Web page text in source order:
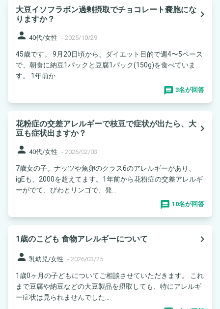
大豆イソフラボン過剰摂取でチョコレート嚢胞にな
りますか？
navigate_next
person 40代/女性 - 2025/10/29
45歳です。 9月20日頃から、ダイエット目的で週4〜5ペース
で、朝食に納豆1パックと豆腐1パック(150g)を食べていま
す。 1年前か...
3名が回答
花粉症の交差アレルギーで枝豆で症状が出たら、大
豆も症状出ますか？
navigate_next
person 40代/女性 - 2026/02/03
7歳女の子。ナッツや魚卵のクラス6のアレルギーがあり、
igEも、2000を超えてます。1年前から花粉症の交差アレルギ
ーがでて、びわとリンゴで、発...
10名が回答
1歳のこども 食物アレルギーについて
navigate_next
person 乳幼児/女性 - 2026/03/25
1歳0ヶ月の子どもについてご相談させていただきます。 これ
まで豆腐や納豆などの大豆製品を摂取しても、特にアレルギ
ー症状は見られませんでした...